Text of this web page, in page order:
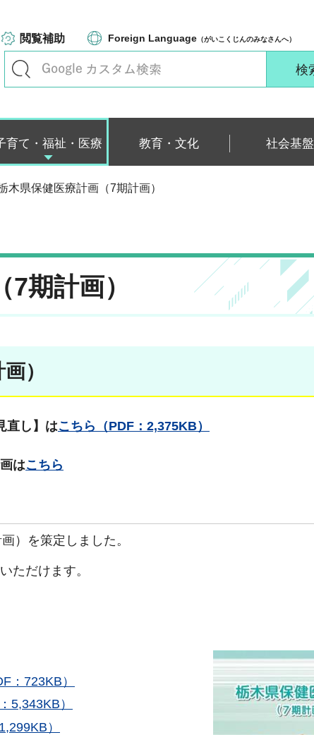
閲覧補助 Foreign Language （がいこくじんのみなさんへ）
育て・福祉・医療 教育・文化 社会基盤
木県保健医療計画（7期計画）
期計画）
）
直し】はこちら（PDF：2,375KB）
はこちら
）を策定しました。
ただけます。
：723KB）
5,343KB）
）